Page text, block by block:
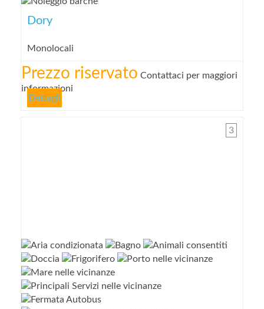
Dory
Monolocali
Prezzo riservato Contattaci per maggiori
informazioni
Dettagli
3